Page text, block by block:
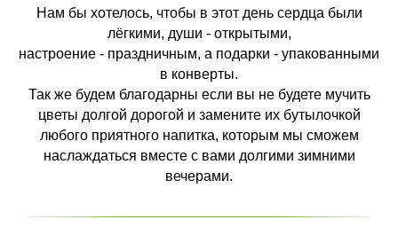
Нам бы хотелось, чтобы в этот день сердца были
лёгкими, души - открытыми,
настроение - праздничным, а подарки - упакованными
в конверты.
Так же будем благодарны если вы не будете мучить
цветы долгой дорогой и замените их бутылочкой
любого приятного напитка, которым мы сможем
наслаждаться вместе с вами долгими зимними
вечерами.